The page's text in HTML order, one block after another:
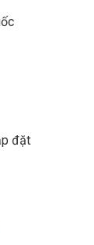
đặt